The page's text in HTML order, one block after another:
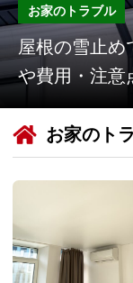
お家のトラブル
屋根の雪止め
や費用・注意
お家のト